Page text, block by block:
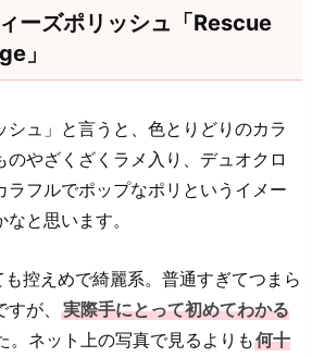
ーズポリッシュ「Rescue
」
シュ」と言うと、色とりどりのカラ
のやざくざくラメ入り、デュオクロ
ラフルでポップなポリというイメー
と思います。
控えめで綺麗系。普通すぎてつまら
が、 実際手にとって初めてわかる
。ネット上の写真で見るよりも何十